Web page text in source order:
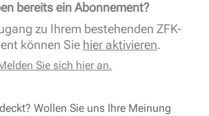
bereits ein Abonnement?
zu Ihrem bestehenden ZFK-
können Sie hier aktivieren.
Sie sich hier an.
Wollen Sie uns Ihre Meinung